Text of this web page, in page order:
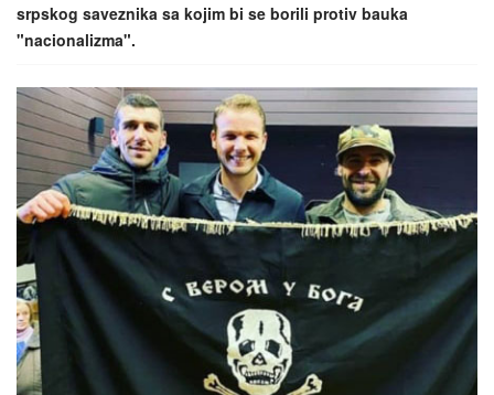
n
srpskog saveznika sa kojim bi se borili protiv bauka
"nacionalizma".